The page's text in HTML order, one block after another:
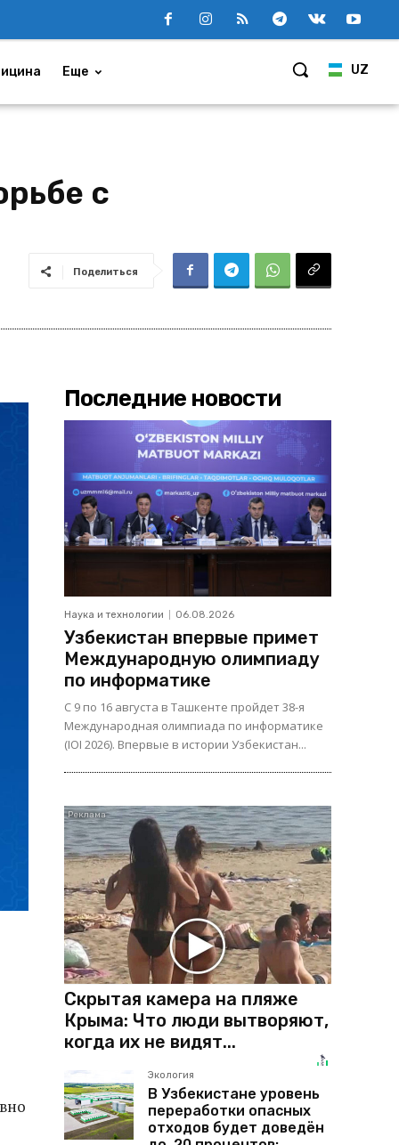
UZ
Еще
с
Поделиться
Последние новости
Наука и технологии 06.08.2026
Узбекистан впервые примет
Международную олимпиаду
по информатике
С 9 по 16 августа в Ташкенте пройдет 38-я
Международная олимпиада по информатике
(IOI 2026). Впервые в истории Узбекистан...
Скрытая камера на пляже
Крыма: Что люди вытворяют,
когда их не видят...
Экология
В Узбекистане уровень
переработки опасных
отходов будет доведён